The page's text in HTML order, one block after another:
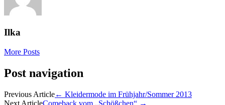
Ilka
More Posts
Post navigation
Previous Article← Kleidermode im Frühjahr/Sommer 2013
Next ArticleComeback vom „Schößchen“ →